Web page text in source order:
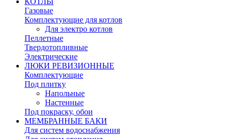
Газовые
Комплектующие для котлов
Для электро котлов
Пеллетные
Твердотопливные
Электрические
ЛЮКИ РЕВИЗИОННЫЕ
Комплектующие
Под плитку
Напольные
Настенные
Под покраску, обои
МЕМБРАННЫЕ БАКИ
Для систем водоснабжения